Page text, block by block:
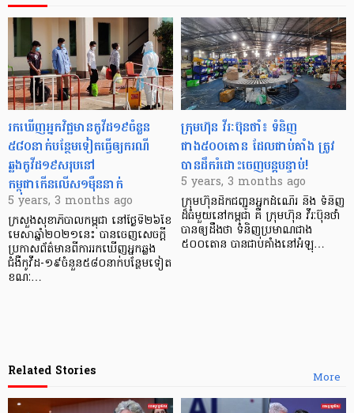
រកឃើញ​អ្នក​វិជ្ជមាន​កូវីដ១៩​ចំនួន​
៥៨០​នាក់​បន្ថែម​ទៀតធ្វើ​ឲ្យករណី​
ឆ្លងកូវីដ១៩សរុប​នៅ​
កម្ពុជាកើនលើស១ម៉ឺននាក់
5 years, 3 months ago
ក្រសួងសុខាភិបាលកម្ពុជា នៅថ្ងៃទី២៦ខែ
មេសាឆ្នាំ២០២១នេះ បានចេញសេចក្តី
ប្រកាសព័ត៌មានពីការរកឃើញអ្នកឆ្លង
ជំងឺកូវីដ-១៩ចំនួន៥៨០នាក់បន្ថែមទៀត
ខណៈ…
ក្រុមហ៊ុន វីរៈប៊ុនថាំ៖ ទំនិញ
ជាង៥០០តោន ដែលជាប់គាំង ត្រូវ
បានដឹករំដោះចេញបន្តបន្ទាប់!
5 years, 3 months ago
ក្រុមហ៊ុនដឹកជញ្ជូនអ្នកដំណើរ និង ទំនិញ
ដ៏ធំមួយនៅកម្ពុជា គឺ ក្រុមហ៊ុន វីរៈប៊ុនថាំ
បានឲ្យដឹងថា ទំនិញប្រមាណជាង
៥០០តោន បានជាប់គាំងនៅអំឡុ…
More
Related Stories